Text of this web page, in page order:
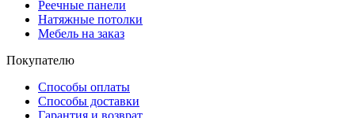
Реечные панели
Натяжные потолки
Мебель на заказ
Покупателю
Способы оплаты
Способы доставки
Гарантия и возврат